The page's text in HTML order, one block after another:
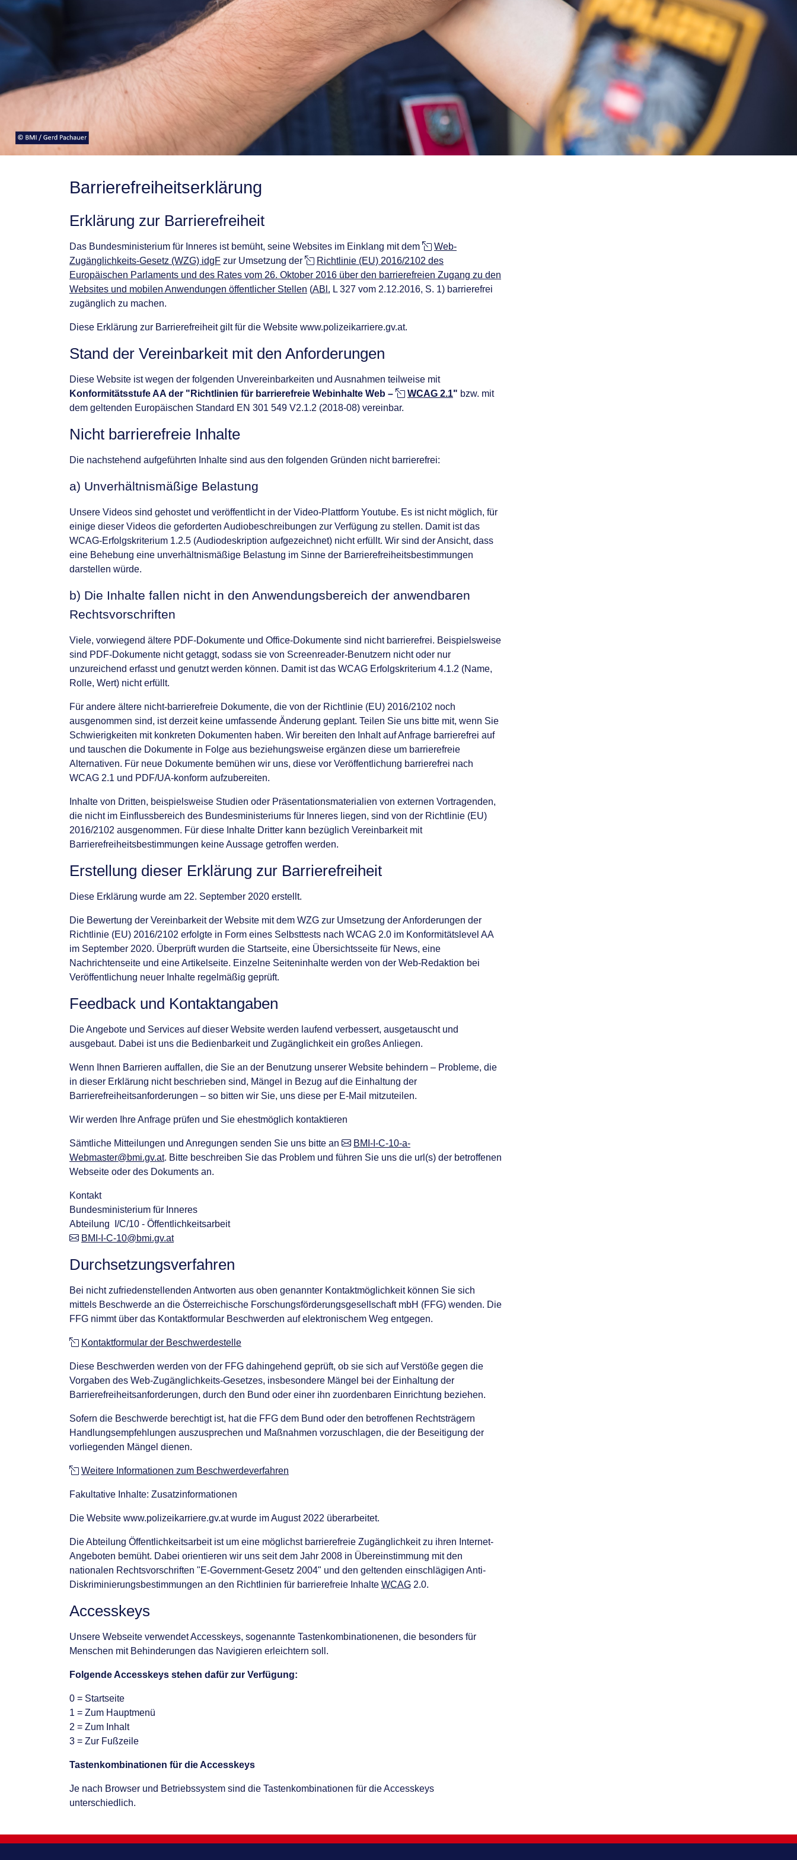
Barrierefreiheits­erklärung
Erklärung zur Barrierefreiheit
Das Bundesministerium für Inneres ist bemüht, seine Websites im Einklang mit dem
Web-
Zugänglichkeits-Gesetz (WZG) idgF zur Umsetzung der
Richtlinie (EU) 2016/2102 des
Europäischen Parlaments und des Rates vom 26. Oktober 2016 über den barrierefreien Zugang zu den
Websites und mobilen Anwendungen öffentlicher Stellen (ABl. L 327 vom 2.12.2016, S. 1) barrierefrei
zugänglich zu machen.
Diese Erklärung zur Barrierefreiheit gilt für die Website www.polizeikarriere.gv.at.
Stand der Vereinbarkeit mit den Anforderungen
Diese Website ist wegen der folgenden Unvereinbarkeiten und Ausnahmen teilweise mit
Konformitätsstufe AA der "Richtlinien für barrierefreie Webinhalte Web –
WCAG 2.1" bzw. mit
dem geltenden Europäischen Standard EN 301 549 V2.1.2 (2018-08) vereinbar.
Nicht barrierefreie Inhalte
Die nachstehend aufgeführten Inhalte sind aus den folgenden Gründen nicht barrierefrei:
a) Unverhältnismäßige Belastung
Unsere Videos sind gehostet und veröffentlicht in der Video-Plattform Youtube. Es ist nicht möglich, für
einige dieser Videos die geforderten Audiobeschreibungen zur Verfügung zu stellen. Damit ist das
WCAG-Erfolgskriterium 1.2.5 (Audiodeskription aufgezeichnet) nicht erfüllt. Wir sind der Ansicht, dass
eine Behebung eine unverhältnismäßige Belastung im Sinne der Barrierefreiheitsbestimmungen
darstellen würde.
b) Die Inhalte fallen nicht in den Anwendungsbereich der anwendbaren
Rechtsvorschriften
Viele, vorwiegend ältere PDF-Dokumente und Office-Dokumente sind nicht barrierefrei. Beispielsweise
sind PDF-Dokumente nicht getaggt, sodass sie von Screenreader-Benutzern nicht oder nur
unzureichend erfasst und genutzt werden können. Damit ist das WCAG Erfolgskriterium 4.1.2 (Name,
Rolle, Wert) nicht erfüllt.
Für andere ältere nicht-barrierefreie Dokumente, die von der Richtlinie (EU) 2016/2102 noch
ausgenommen sind, ist derzeit keine umfassende Änderung geplant. Teilen Sie uns bitte mit, wenn Sie
Schwierigkeiten mit konkreten Dokumenten haben. Wir bereiten den Inhalt auf Anfrage barrierefrei auf
und tauschen die Dokumente in Folge aus beziehungsweise ergänzen diese um barrierefreie
Alternativen. Für neue Dokumente bemühen wir uns, diese vor Veröffentlichung barrierefrei nach
WCAG 2.1 und PDF/UA-konform aufzubereiten.
Inhalte von Dritten, beispielsweise Studien oder Präsentationsmaterialien von externen Vortragenden,
die nicht im Einflussbereich des Bundesministeriums für Inneres liegen, sind von der Richtlinie (EU)
2016/2102 ausgenommen. Für diese Inhalte Dritter kann bezüglich Vereinbarkeit mit
Barrierefreiheitsbestimmungen keine Aussage getroffen werden.
Erstellung dieser Erklärung zur Barrierefreiheit
Diese Erklärung wurde am 22. September 2020 erstellt.
Die Bewertung der Vereinbarkeit der Website mit dem WZG zur Umsetzung der Anforderungen der
Richtlinie (EU) 2016/2102 erfolgte in Form eines Selbsttests nach WCAG 2.0 im Konformitätslevel AA
im September 2020. Überprüft wurden die Startseite, eine Übersichtsseite für News, eine
Nachrichtenseite und eine Artikelseite. Einzelne Seiteninhalte werden von der Web-Redaktion bei
Veröffentlichung neuer Inhalte regelmäßig geprüft.
Feedback und Kontaktangaben
Die Angebote und Services auf dieser Website werden laufend verbessert, ausgetauscht und
ausgebaut. Dabei ist uns die Bedienbarkeit und Zugänglichkeit ein großes Anliegen.
Wenn Ihnen Barrieren auffallen, die Sie an der Benutzung unserer Website behindern – Probleme, die
in dieser Erklärung nicht beschrieben sind, Mängel in Bezug auf die Einhaltung der
Barrierefreiheitsanforderungen – so bitten wir Sie, uns diese per E-Mail mitzuteilen.
Wir werden Ihre Anfrage prüfen und Sie ehestmöglich kontaktieren
Sämtliche Mitteilungen und Anregungen senden Sie uns bitte an
BMI-I-C-10-a-
Webmaster@bmi.gv.at. Bitte beschreiben Sie das Problem und führen Sie uns die url(s) der betroffenen
Webseite oder des Dokuments an.
Kontakt
Bundesministerium für Inneres
Abteilung I/C/10 - Öffentlichkeitsarbeit
BMI-I-C-10@bmi.gv.at
Durchsetzungs­verfahren
Bei nicht zufriedenstellenden Antworten aus oben genannter Kontaktmöglichkeit können Sie sich
mittels Beschwerde an die Österreichische Forschungsförderungsgesellschaft mbH (FFG) wenden. Die
FFG nimmt über das Kontaktformular Beschwerden auf elektronischem Weg entgegen.
Kontaktformular der Beschwerdestelle
Diese Beschwerden werden von der FFG dahingehend geprüft, ob sie sich auf Verstöße gegen die
Vorgaben des Web-Zugänglichkeits-Gesetzes, insbesondere Mängel bei der Einhaltung der
Barrierefreiheitsanforderungen, durch den Bund oder einer ihn zuordenbaren Einrichtung beziehen.
Sofern die Beschwerde berechtigt ist, hat die FFG dem Bund oder den betroffenen Rechtsträgern
Handlungsempfehlungen auszusprechen und Maßnahmen vorzuschlagen, die der Beseitigung der
vorliegenden Mängel dienen.
Weitere Informationen zum Beschwerdeverfahren
Fakultative Inhalte: Zusatzinformationen
Die Website www.polizeikarriere.gv.at wurde im August 2022 überarbeitet.
Die Abteilung Öffentlichkeitsarbeit ist um eine möglichst barrierefreie Zugänglichkeit zu ihren Internet-
Angeboten bemüht. Dabei orientieren wir uns seit dem Jahr 2008 in Übereinstimmung mit den
nationalen Rechtsvorschriften "E-Government-Gesetz 2004" und den geltenden einschlägigen Anti-
Diskriminierungsbestimmungen an den Richtlinien für barrierefreie Inhalte WCAG 2.0.
Accesskeys
Unsere Webseite verwendet Accesskeys, sogenannte Tastenkombinationenen, die besonders für
Menschen mit Behinderungen das Navigieren erleichtern soll.
Folgende Accesskeys stehen dafür zur Verfügung:
0 = Startseite
1 = Zum Hauptmenü
2 = Zum Inhalt
3 = Zur Fußzeile
Tastenkombinationen für die Accesskeys
Je nach Browser und Betriebssystem sind die Tastenkombinationen für die Accesskeys
unterschiedlich.